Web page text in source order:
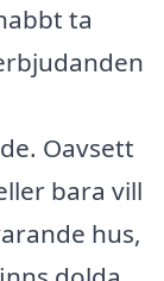
ta
Oavsett
bara vill
hus,